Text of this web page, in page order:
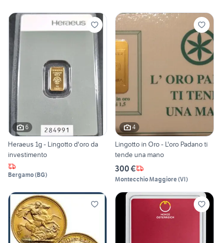
6
Heraeus 1g - Lingotto d'oro da
investimento
Bergamo(BG)
4
Lingotto in Oro - L'oro Padano ti
tende una mano
300 €
Montecchio Maggiore(VI)